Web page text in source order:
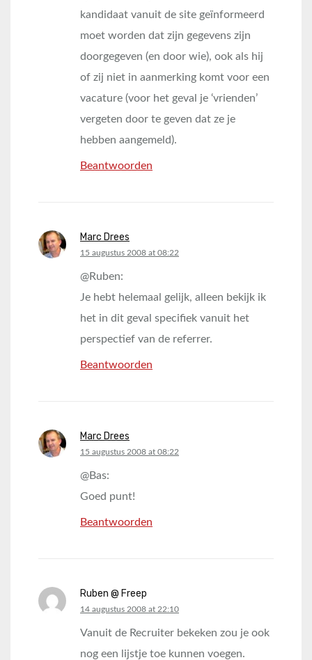
kandidaat vanuit de site geïnformeerd
moet worden dat zijn gegevens zijn
doorgegeven (en door wie), ook als hij
of zij niet in aanmerking komt voor een
vacature (voor het geval je ‘vrienden’
vergeten door te geven dat ze je
hebben aangemeld).
Beantwoorden
Marc Drees
says:
15 augustus 2008 at 08:22
@Ruben:
Je hebt helemaal gelijk, alleen bekijk ik
het in dit geval specifiek vanuit het
perspectief van de referrer.
Beantwoorden
Marc Drees
says:
15 augustus 2008 at 08:22
@Bas:
Goed punt!
Beantwoorden
Ruben @ Freep
says:
14 augustus 2008 at 22:10
Vanuit de Recruiter bekeken zou je ook
nog een lijstje toe kunnen voegen.